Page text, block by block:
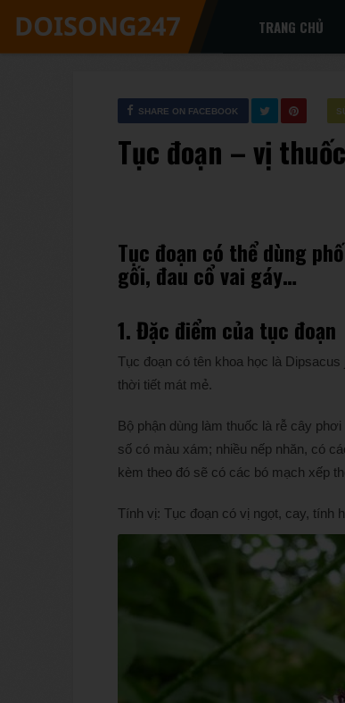
TRANG CHỦ
SHARE ON FACEBOOK
Tục đoạn – vị
Tục đoạn có thể dùng
gối, đau cổ vai gáy…
1. Đặc điểm của tục đoạn
Tục đoạn có tên khoa học là
thời tiết mát mẻ.
Bộ phận dùng làm thuốc là rễ cây
số có màu xám; nhiều nếp nhăn, có
kèm theo đó sẽ có các bó mạch xếp
Tính vị: Tục đoạn có vị ngọt, cay, tính